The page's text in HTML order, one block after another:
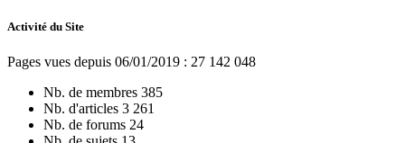
Activité du Site
Pages vues depuis 06/01/2019 : 27 142 048
Nb. de membres 385
Nb. d'articles 3 261
Nb. de forums 24